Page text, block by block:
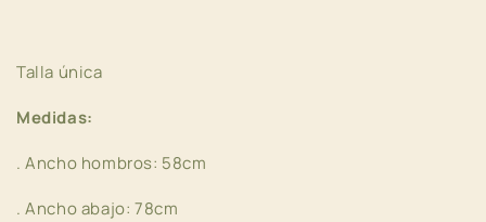
Talla única
Medidas:
. Ancho hombros: 58cm
. Ancho abajo: 78cm